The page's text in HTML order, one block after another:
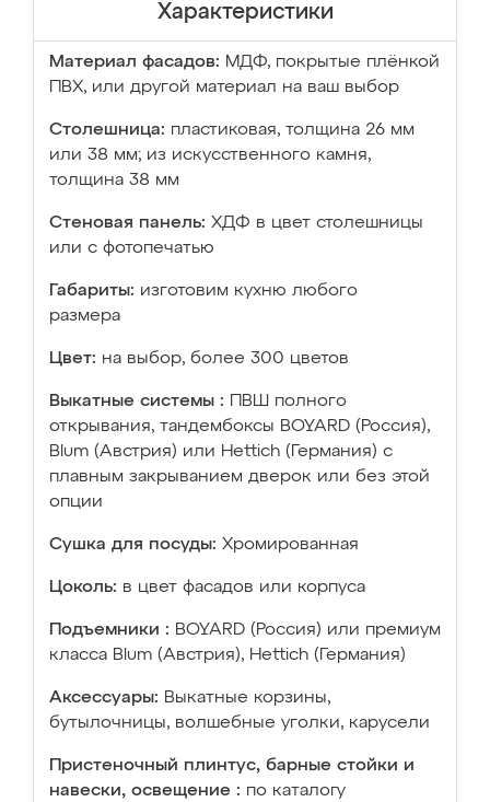
Характеристики
Материал фасадов: МДФ, покрытые плёнкой
ПВХ, или другой материал на ваш выбор
Столешница: пластиковая, толщина 26 мм
или 38 мм; из искусственного камня,
толщина 38 мм
Стеновая панель: ХДФ в цвет столешницы
или с фотопечатью
Габариты: изготовим кухню любого
размера
Цвет: на выбор, более 300 цветов
Выкатные системы :
ПВШ полного
открывания, тандембоксы BOYARD (Россия),
Blum (Австрия) или Hettich (Германия) с
плавным закрыванием дверок или без этой
опции
Сушка для посуды: Хромированная
Цоколь: в цвет фасадов или корпуса
Подъемники : BOYARD (Россия) или премиум
класса Blum (Австрия), Hettich (Германия)
Аксессуары: Выкатные корзины,
бутылочницы, волшебные уголки, карусели
Пристеночный плинтус, барные стойки и
навески, освещение : по каталогу